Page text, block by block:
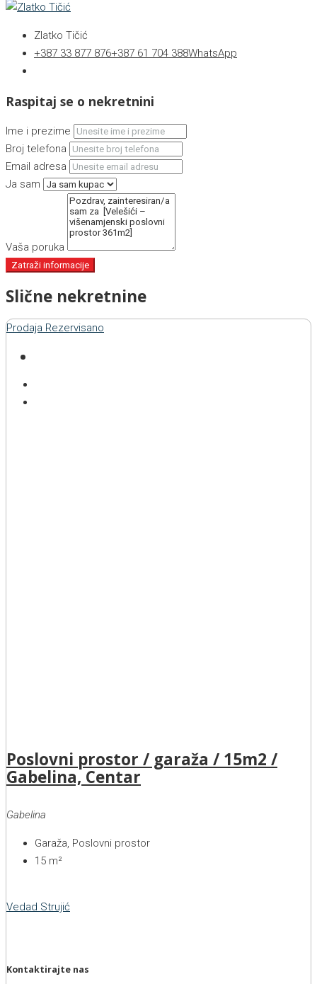
Zlatko Tičić
+387 33 877 876+387 61 704 388WhatsApp
Raspitaj se o nekretnini
Ime i prezime
Broj telefona
Email adresa
Ja sam
Vaša poruka
Zatraži informacije
Slične nekretnine
Prodaja Rezervisano
Poslovni prostor / garaža / 15m2 /
Gabelina, Centar
Gabelina
Garaža, Poslovni prostor
15 m²
Vedad Strujić
Kontaktirajte nas